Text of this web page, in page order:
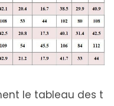
le tableau des t